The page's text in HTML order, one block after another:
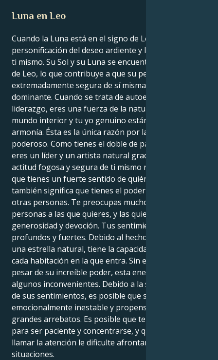
Luna en Leo
Cuando la Luna está en el signo de Leo, eres la
personificación del deseo ardiente y la seguridad en
ti mismo. Su Sol y su Luna se encuentran en el signo
de Leo, lo que contribuye a que su personalidad sea
extremadamente segura de sí misma, fascinante y
dominante. Cuando se trata de autoexpresión y
liderazgo, eres una fuerza de la naturaleza porque tu
mundo interior y tu yo genuino están en perfecta
armonía. Ésta es la única razón por la que eres tan
poderoso. Como tienes el doble de pasión que Leo,
eres un líder y un artista natural gracias a tu celo. Tu
actitud fogosa y segura de ti mismo no sólo significa
que tienes un fuerte sentido de quién eres, sino que
también significa que tienes el poder de animar a
otras personas. Te preocupas mucho por las
personas a las que quieres, y las quieres con mucha
generosidad y devoción. Tus sentimientos son
profundos y fuertes. Debido al hecho de que usted es
una estrella natural, tiene la capacidad de iluminar
cada habitación en la que entra. Sin embargo, a
pesar de su increíble poder, esta energía tiene
algunos inconvenientes. Debido a la superficialidad
de sus sentimientos, es posible que sea
emocionalmente inestable y propenso a tener
grandes arrebatos. Es posible que tenga dificultades
para ser paciente y concentrarse, y que su deseo de
llamar la atención le dificulte afrontar algunas
situaciones.